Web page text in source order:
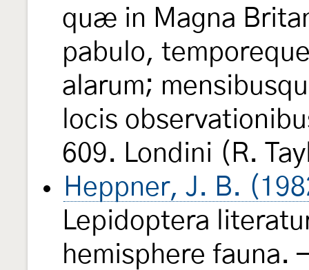
quæ in Magna
pabulo,
alarum;
locis
609. Londini (R.
Heppner, J. B.
Lepidoptera
hemisphere fauna.